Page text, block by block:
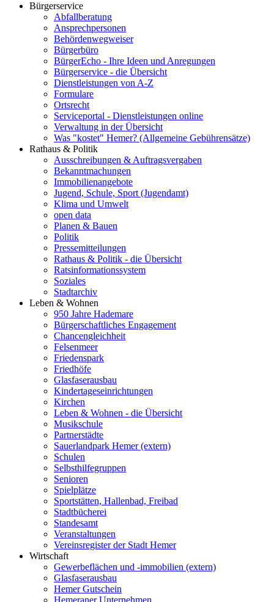
Bürgerservice
Abfallberatung
Ansprechpersonen
Behördenwegweiser
Bürgerbüro
BürgerEcho - Ihre Ideen und Anregungen
Bürgerservice - die Übersicht
Dienstleistungen von A-Z
Formulare
Ortsrecht
Serviceportal - Dienstleistungen online
Verwaltung in der Übersicht
Was "kostet" Hemer? (Allgemeine Gebührensätze)
Rathaus & Politik
Ausschreibungen & Auftragsvergaben
Bekanntmachungen
Immobilienangebote
Jugend, Schule, Sport (Jugendamt)
Klima und Umwelt
open data
Planen & Bauen
Politik
Pressemitteilungen
Rathaus & Politik - die Übersicht
Ratsinformationssystem
Soziales
Stadtarchiv
Leben & Wohnen
950 Jahre Hademare
Bürgerschaftliches Engagement
Chancengleichheit
Felsenmeer
Friedenspark
Friedhöfe
Glasfaserausbau
Kindertageseinrichtungen
Kirchen
Leben & Wohnen - die Übersicht
Musikschule
Partnerstädte
Sauerlandpark Hemer (extern)
Schulen
Selbsthilfegruppen
Senioren
Spielplätze
Sportstätten, Hallenbad, Freibad
Stadtbücherei
Standesamt
Veranstaltungen
Vereinsregister der Stadt Hemer
Wirtschaft
Gewerbeflächen und -immobilien (extern)
Glasfaserausbau
Hemer Gutschein
Hemeraner Unternehmen